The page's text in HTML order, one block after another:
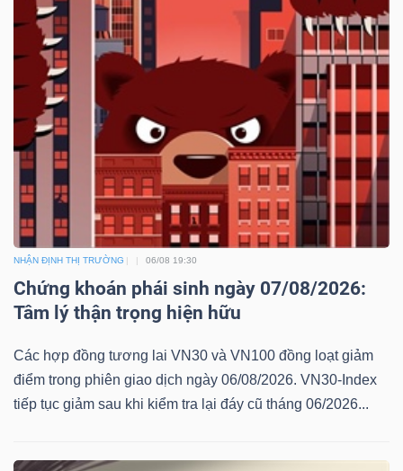
NHẬN ĐỊNH THỊ TRƯỜNG 06/08 19:30
Chứng khoán phái sinh ngày 07/08/2026:
Tâm lý thận trọng hiện hữu
Các hợp đồng tương lai VN30 và VN100 đồng loạt giảm
điểm trong phiên giao dịch ngày 06/08/2026. VN30-Index
tiếp tục giảm sau khi kiểm tra lại đáy cũ tháng 06/2026...